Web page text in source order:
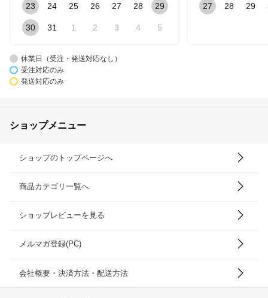
23 24 25 26 27 28 29
30 31 1 2 3 4 5
27 28 29
休業日（受注・発送対応なし）
受注対応のみ
発送対応のみ
ショップメニュー
ショップのトップページへ
商品カテゴリ一覧へ
ショップレビューを見る
メルマガ登録(PC)
会社概要・決済方法・配送方法